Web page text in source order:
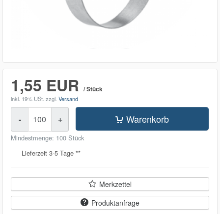
1,55 EUR / Stück
inkl. 19% USt. zzgl. Versand
- + Warenkorb
Mindestmenge: 100 Stück
Lieferzeit 3-5 Tage **
Merkzettel
Produktanfrage